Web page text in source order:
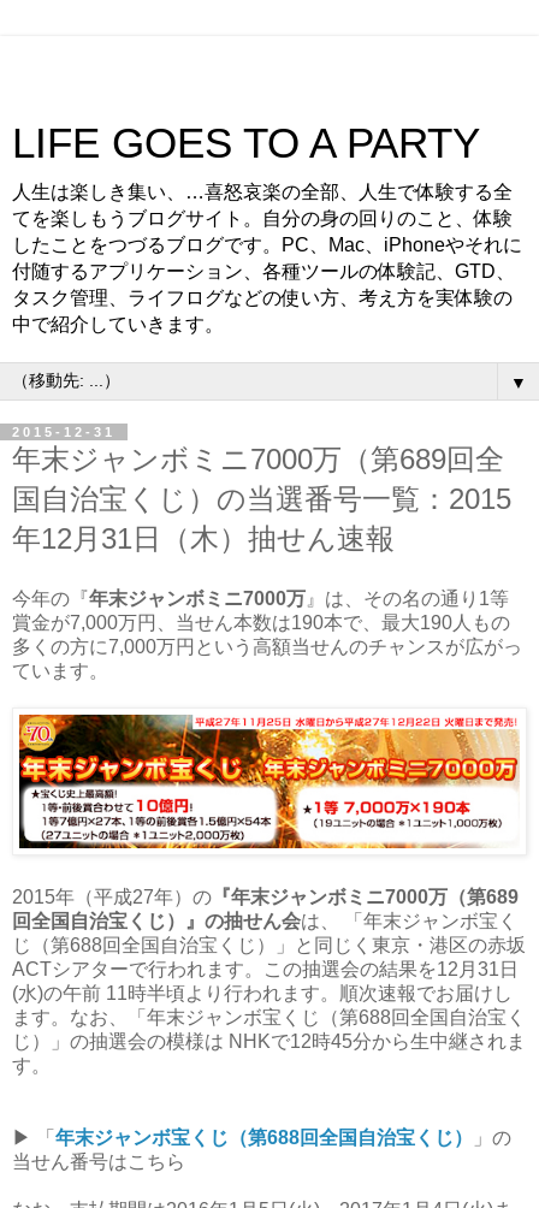
LIFE GOES TO A PARTY
人生は楽しき集い、…喜怒哀楽の全部、人生で体験する全
てを楽しもうブログサイト。自分の身の回りのこと、体験
したことをつづるブログです。PC、Mac、iPhoneやそれに
付随するアプリケーション、各種ツールの体験記、GTD、
タスク管理、ライフログなどの使い方、考え方を実体験の
中で紹介していきます。
▼
2015-12-31
年末ジャンボミニ7000万（第689回全
国自治宝くじ）の当選番号一覧：2015
年12月31日（木）抽せん速報
今年の『年末ジャンボミニ7000万 』は、その名の通り1等
賞金が7,000万円、当せん本数は190本で、最大190人もの
多くの方に7,000万円という高額当せんのチャンスが広がっ
ています。
2015年（平成27年）の 『年末ジャンボミニ7000万（第689
回全国自治宝くじ）』の抽せん会は、 「年末ジャンボ宝く
じ（第688回全国自治宝くじ）」と同じく東京・港区の赤坂
ACTシアターで行われます。この抽選会の結果を12月31日
(水)の午前 11時半頃より行われます。順次速報でお届けし
ます。なお、「年末ジャンボ宝くじ（第688回全国自治宝く
じ）」の抽選会の模様は NHKで12時45分から生中継されま
す。
▶︎ 「 年末ジャンボ宝くじ（第688回全国自治宝くじ）
」の
当せん番号はこちら